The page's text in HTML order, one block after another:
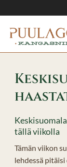
tällä viikolla
Tämän viikon
lehdessä